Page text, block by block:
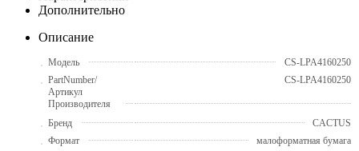
Дополнительно
Описание
Модель
CS-LPA4160250
PartNumber/
Артикул
Производителя
CS-LPA4160250
Бренд
CACTUS
Формат
малоформатная бумага